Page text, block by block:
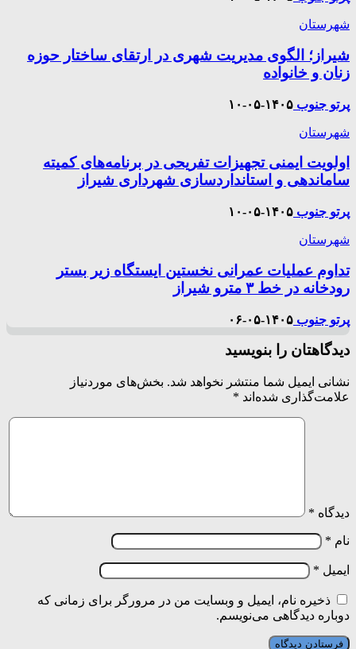
شهرستان
شیراز؛ الگوی مدیریت شهری در ارتقای ساختار حوزه
زنان و خانواده
پرتو جنوب ۱۴۰۵-۰۵-۱۰
شهرستان
اولویت ایمنی تجهیزات تفریحی در برنامه‌های کمیته
ساماندهی و استانداردسازی شهرداری شیراز
پرتو جنوب ۱۴۰۵-۰۵-۱۰
شهرستان
تداوم عملیات عمرانی نخستین ایستگاه زیر بستر
رودخانه در خط ۳ مترو شیراز
پرتو جنوب ۱۴۰۵-۰۵-۰۶
دیدگاهتان را بنویسید
نشانی ایمیل شما منتشر نخواهد شد. بخش‌های موردنیاز
علامت‌گذاری شده‌اند *
دیدگاه *
نام *
ایمیل *
ذخیره نام، ایمیل و وبسایت من در مرورگر برای زمانی که
دوباره دیدگاهی می‌نویسم.